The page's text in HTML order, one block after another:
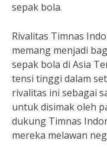
sepak bola.
Rivalitas Timnas
memang menjadi
sepak bola di Asia
tensi tinggi dalam
rivalitas ini sebagai
untuk disimak oleh
dukung Timnas
mereka melawan